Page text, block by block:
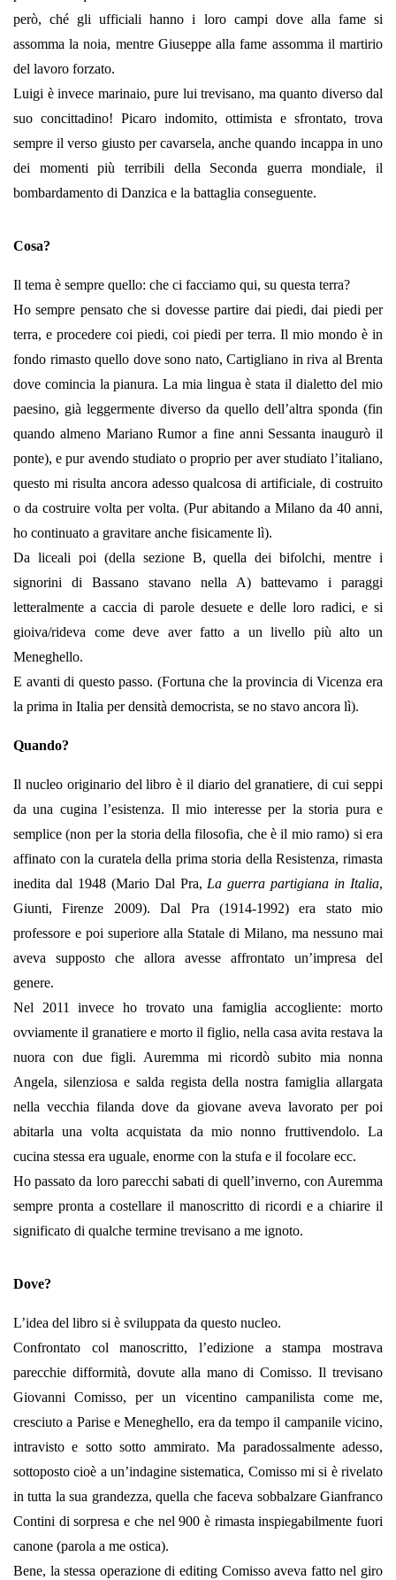
però, ché gli ufficiali hanno i loro campi dove alla fame si
assomma la noia, mentre Giuseppe alla fame assomma il martirio
del lavoro forzato.
Luigi è invece marinaio, pure lui trevisano, ma quanto diverso dal
suo concittadino! Picaro indomito, ottimista e sfrontato, trova
sempre il verso giusto per cavarsela, anche quando incappa in uno
dei momenti più terribili della Seconda guerra mondiale, il
bombardamento di Danzica e la battaglia conseguente.
Cosa?
Il tema è sempre quello: che ci facciamo qui, su questa terra?
Ho sempre pensato che si dovesse partire dai piedi, dai piedi per
terra, e procedere coi piedi, coi piedi per terra. Il mio mondo è in
fondo rimasto quello dove sono nato, Cartigliano in riva al Brenta
dove comincia la pianura. La mia lingua è stata il dialetto del mio
paesino, già leggermente diverso da quello dell’altra sponda (fin
quando almeno Mariano Rumor a fine anni Sessanta inaugurò il
ponte), e pur avendo studiato o proprio per aver studiato l’italiano,
questo mi risulta ancora adesso qualcosa di artificiale, di costruito
o da costruire volta per volta. (Pur abitando a Milano da 40 anni,
ho continuato a gravitare anche fisicamente lì).
Da liceali poi (della sezione B, quella dei bifolchi, mentre i
signorini di Bassano stavano nella A) battevamo i paraggi
letteralmente a caccia di parole desuete e delle loro radici, e si
gioiva/rideva come deve aver fatto a un livello più alto un
Meneghello.
E avanti di questo passo. (Fortuna che la provincia di Vicenza era
la prima in Italia per densità democrista, se no stavo ancora lì).
Quando?
Il nucleo originario del libro è il diario del granatiere, di cui seppi
da una cugina l’esistenza. Il mio interesse per la storia pura e
semplice (non per la storia della filosofia, che è il mio ramo) si era
affinato con la curatela della prima storia della Resistenza, rimasta
inedita dal 1948 (Mario Dal Pra, La guerra partigiana in Italia,
Giunti, Firenze 2009). Dal Pra (1914-1992) era stato mio
professore e poi superiore alla Statale di Milano, ma nessuno mai
aveva supposto che allora avesse affrontato un’impresa del
genere.
Nel 2011 invece ho trovato una famiglia accogliente: morto
ovviamente il granatiere e morto il figlio, nella casa avita restava la
nuora con due figli. Auremma mi ricordò subito mia nonna
Angela, silenziosa e salda regista della nostra famiglia allargata
nella vecchia filanda dove da giovane aveva lavorato per poi
abitarla una volta acquistata da mio nonno fruttivendolo. La
cucina stessa era uguale, enorme con la stufa e il focolare ecc.
Ho passato da loro parecchi sabati di quell’inverno, con Auremma
sempre pronta a costellare il manoscritto di ricordi e a chiarire il
significato di qualche termine trevisano a me ignoto.
Dove?
L’idea del libro si è sviluppata da questo nucleo.
Confrontato col manoscritto, l’edizione a stampa mostrava
parecchie difformità, dovute alla mano di Comisso. Il trevisano
Giovanni Comisso, per un vicentino campanilista come me,
cresciuto a Parise e Meneghello, era da tempo il campanile vicino,
intravisto e sotto sotto ammirato. Ma paradossalmente adesso,
sottoposto cioè a un’indagine sistematica, Comisso mi si è rivelato
in tutta la sua grandezza, quella che faceva sobbalzare Gianfranco
Contini di sorpresa e che nel 900 è rimasta inspiegabilmente fuori
canone (parola a me ostica).
Bene, la stessa operazione di editing Comisso aveva fatto nel giro